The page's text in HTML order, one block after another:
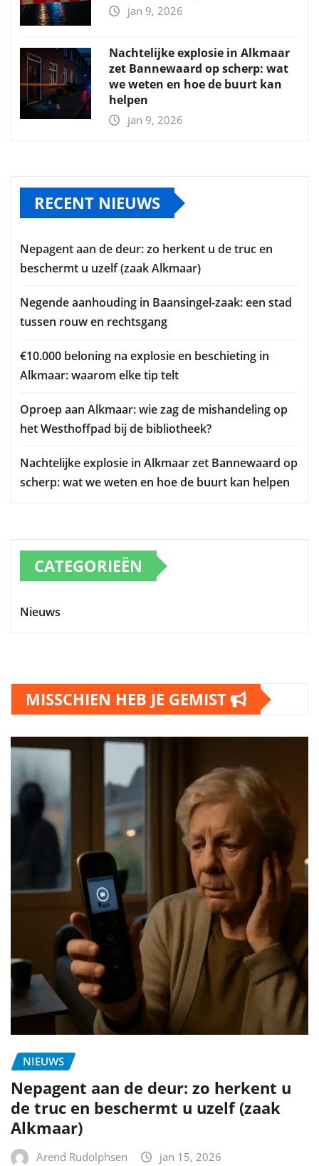
jan 9, 2026
Nachtelijke explosie in Alkmaar
zet Bannewaard op scherp: wat
we weten en hoe de buurt kan
helpen
jan 9, 2026
RECENT NIEUWS
Nepagent aan de deur: zo herkent u de truc en
beschermt u uzelf (zaak Alkmaar)
Negende aanhouding in Baansingel-zaak: een stad
tussen rouw en rechtsgang
€10.000 beloning na explosie en beschieting in
Alkmaar: waarom elke tip telt
Oproep aan Alkmaar: wie zag de mishandeling op
het Westhoffpad bij de bibliotheek?
Nachtelijke explosie in Alkmaar zet Bannewaard op
scherp: wat we weten en hoe de buurt kan helpen
CATEGORIEËN
Nieuws
MISSCHIEN HEB JE GEMIST
NIEUWS
Nepagent aan de deur: zo herkent u
de truc en beschermt u uzelf (zaak
Alkmaar)
Arend Rudolphsen jan 15, 2026